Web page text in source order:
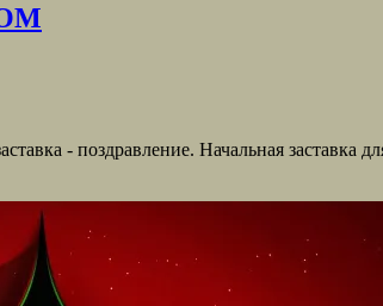
- поздравление. Начальная заставка